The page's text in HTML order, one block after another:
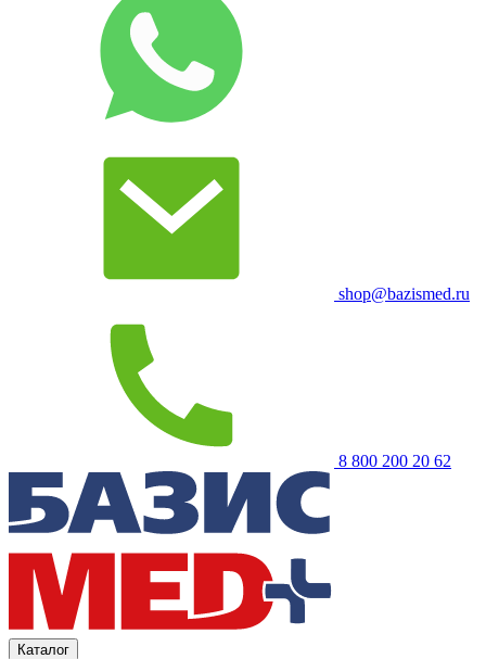
shop@bazismed.ru
8 800 200 20 62
Каталог